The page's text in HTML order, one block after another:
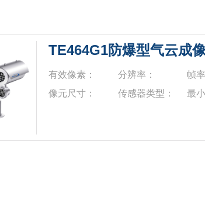
TE464G1防爆型气云成
有效像素： 分辨率： 帧率
像元尺寸：
传感器类型： 最